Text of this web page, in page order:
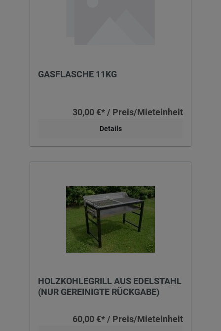
GASFLASCHE 11KG
30,00 €* / Preis/Mieteinheit
Details
HOLZKOHLEGRILL AUS EDELSTAHL
(NUR GEREINIGTE RÜCKGABE)
60,00 €* / Preis/Mieteinheit